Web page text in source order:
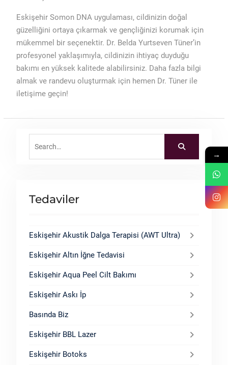
Eskişehir Somon DNA uygulaması, cildinizin doğal
güzelliğini ortaya çıkarmak ve gençliğinizi korumak için
mükemmel bir seçenektir. Dr. Belda Yurtseven Tüner’in
profesyonel yaklaşımıyla, cildinizin ihtiyaç duyduğu
bakımı en yüksek kalitede alabilirsiniz. Daha fazla bilgi
almak ve randevu oluşturmak için hemen Dr. Tüner ile
iletişime geçin!
for:
Tedaviler
Eskişehir Akustik Dalga Terapisi (AWT Ultra)
Eskişehir Altın İğne Tedavisi
Eskişehir Aqua Peel Cilt Bakımı
Eskişehir Askı İp
Basında Biz
Eskişehir BBL Lazer
Eskişehir Botoks
→